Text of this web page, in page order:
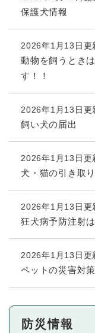
保護犬情報
2026年1月13日更
動物を飼うとき
す！！
2026年1月13日更
飼い犬の届出
2026年1月13日更
犬・猫の引き取
2026年1月13日更
狂犬病予防注射
2026年1月13日更
ペットの災害対
防災情報